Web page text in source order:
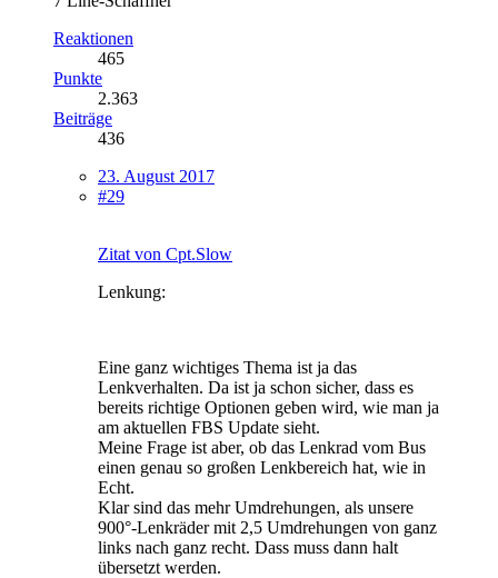
Reaktionen
465
Punkte
2.363
Beiträge
436
23. August 2017
#29
Zitat von Cpt.Slow
Lenkung:
Eine ganz wichtiges Thema ist ja das
Lenkverhalten. Da ist ja schon sicher, dass es
bereits richtige Optionen geben wird, wie man ja
am aktuellen FBS Update sieht.
Meine Frage ist aber, ob das Lenkrad vom Bus
einen genau so großen Lenkbereich hat, wie in
Echt.
Klar sind das mehr Umdrehungen, als unsere
900°-Lenkräder mit 2,5 Umdrehungen von ganz
links nach ganz recht. Dass muss dann halt
übersetzt werden.